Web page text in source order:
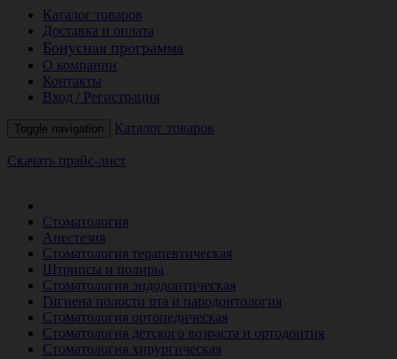
Каталог товаров
Доставка и оплата
Бонусная программа
О компании
Контакты
Вход / Регистрация
Toggle navigation Каталог товаров
Скачать прайс-лист
Стоматология
Анестезия
Стоматология терапевтическая
Штрипсы и полиры
Стоматология эндодонтическая
Гигиена полости рта и пародонтология
Стоматология ортопедическая
Стоматология детского возраста и ортодонтия
Стоматология хирургическая